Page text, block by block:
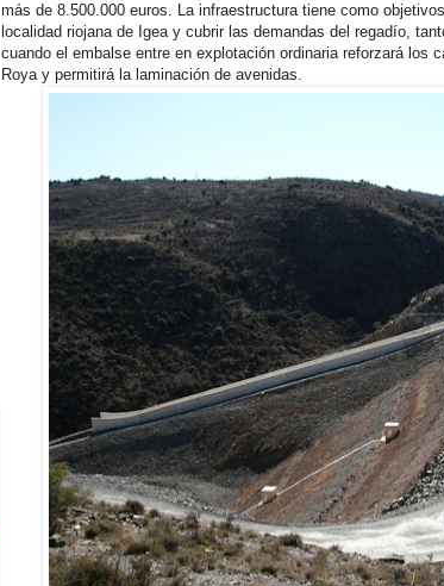
más de 8.500.000 euros. La infraestructura tiene como
localidad riojana de Igea y cubrir las demandas del regadío,
cuando el embalse entre en explotación ordinaria reforzará los
Roya y permitirá la laminación de avenidas.